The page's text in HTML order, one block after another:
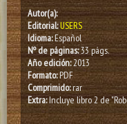
Autor(a):
Editorial:USERS
Idioma:Español
Nº de páginas:33 págs.
Año edición:2013
Formato:PDF
Comprimido:rar
Extra:Incluye libro 2 de